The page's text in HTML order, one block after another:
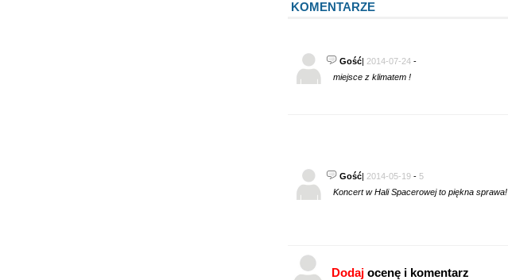
KOMENTARZE
Gość| 2014-07-24-
miejsce z klimatem !
Gość| 2014-05-19- 5
Koncert w Hali Spacerowej to piękna sprawa!
Dodajocenę i komentarz